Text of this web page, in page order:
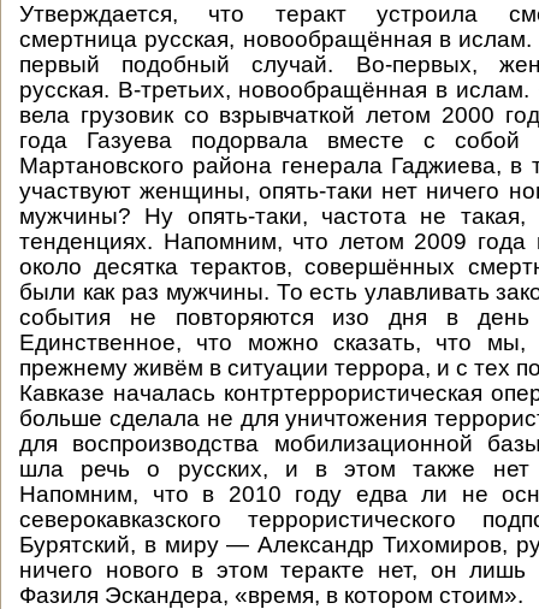
Утверждается, что теракт устроила
смертница русская, новообращённая в ислам.
первый подобный случай. Во-первых,
русская. В-третьих, новообращённая в
вела грузовик со взрывчаткой летом 2000
года Газуева подорвала вместе с собой
Мартановского района генерала Гаджиева, в
участвуют женщины, опять-таки нет ничего
мужчины? Ну опять-таки, частота не такая,
тенденциях. Напомним, что летом 2009
около десятка терактов, совершённых
были как раз мужчины. То есть улавливать
события не повторяются изо дня в
Единственное, что можно сказать, что
прежнему живём в ситуации террора, и с тех
Кавказе началась контртеррористическая
больше сделала не для уничтожения
для воспроизводства мобилизационной
шла речь о русских, и в этом также нет
Напомним, что в 2010 году едва ли не
северокавказского террористического
Бурятский, в миру — Александр Тихомиров,
ничего нового в этом теракте нет, он лишь
Фазиля Эскандера, «время, в котором стоим».